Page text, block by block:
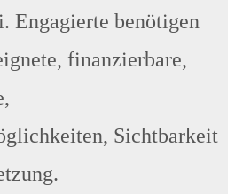
Engagierte benötigen
finanzierbare,
Sichtbarkeit